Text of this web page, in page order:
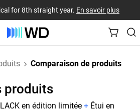
for 8th straight year. En savoir plus
Comparaison de produits
produits
en édition limitée + Étui en